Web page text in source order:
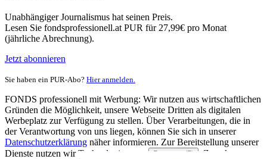
Unabhängiger Journalismus hat seinen Preis.
Lesen Sie fondsprofessionell.at PUR für 27,99€ pro Monat
(jährliche Abrechnung).
Jetzt abonnieren
Sie haben ein PUR-Abo? Hier anmelden.
FONDS professionell mit Werbung: Wir nutzen aus wirtschaftlichen
Gründen die Möglichkeit, unsere Webseite Dritten als digitalen
Werbeplatz zur Verfügung zu stellen. Über Verarbeitungen, die in
der Verantwortung von uns liegen, können Sie sich in unserer
Datenschutzerklärung näher informieren. Zur Bereitstellung unserer
Dienste nutzen wir Technologien von
Partnern (5)
. Zwecke: